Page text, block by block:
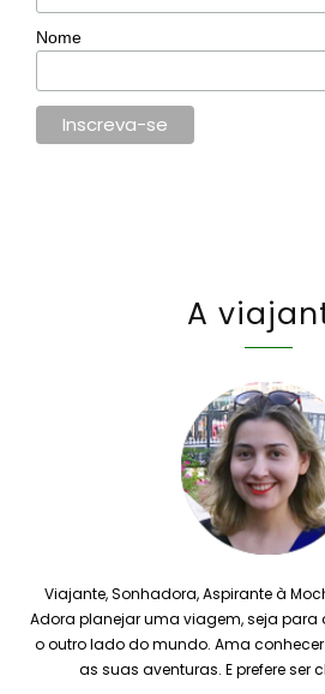
Nome
A
Viajante, Sonhadora, Aspirante à
Adora planejar uma viagem, seja
o outro lado do mundo. Ama
as suas aventuras. E prefere ser